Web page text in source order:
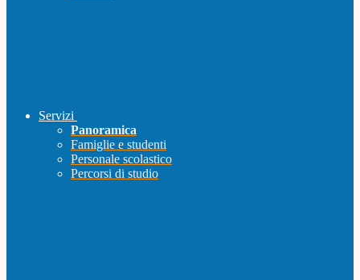
Servizi
Panoramica
Famiglie e studenti
Personale scolastico
Percorsi di studio